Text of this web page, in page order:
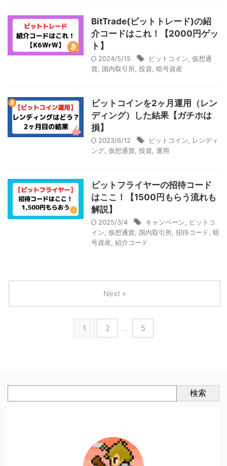
BitTrade(ビットトレード)の紹
介コードはこれ！【2000円ゲッ
ト】
2024/5/15 ビットコイン 仮想通
貨 国内取引所 投資 暗号資産
ビットコインを2ヶ月運用（レン
ディング）した結果【ガチホは
損】
2023/6/12 ビットコイン
レンディ
ング 仮想通貨 投資 運用
ビットフライヤーの招待コード
はここ！【1500円もらう流れも
解説】
2025/3/4 キャンペーン
ビットコ
イン 仮想通貨 国内取引所 招待コード
暗
号資産 紹介コード
1 2 … 5
Next »
検索